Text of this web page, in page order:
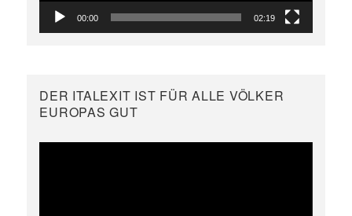
00:00 02:19
DER ITALEXIT IST FÜR ALLE VÖLKER
EUROPAS GUT